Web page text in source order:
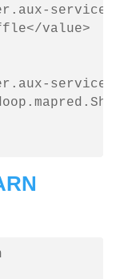
services</
value>